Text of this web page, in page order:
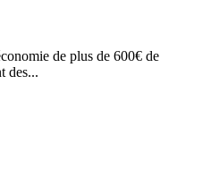
de plus de 600€ de
des...